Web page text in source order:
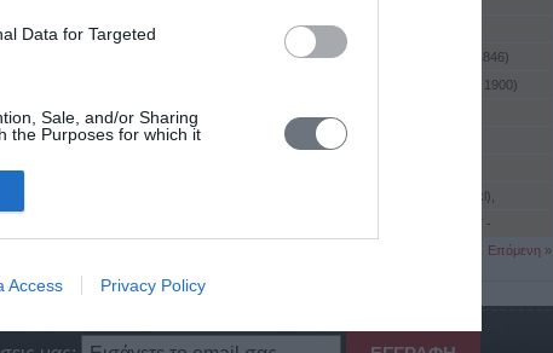
Data for Targeted
Sale, and/or Sharing
the Purposes for which it
Access Privacy Policy
Βούλτσος ή Βούλτζος
Βούλτσος, Διονύσιος (Ζάκυνθος, 1788 - 1846)
Βούλτσος, Ιωάννης (Ζάκυνθος, 1835 - ; , 1900)
Βούπαλος (β' μισό 6ου αι. π.Χ.)
Βούρβαχης (γαλλ. Μπουρμπακί, Bourbakl),
Κάρολος (Διονύσιος - Σωτήριος) (Σαρλ, Ντενί -
Σοτέρ) (1816 - 1897)
Βούρβαχης, Διονύσιος (Κεφαλλονιά, 1787 -
Επόμενη »